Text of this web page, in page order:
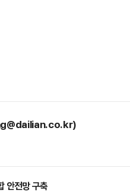
안전망 구축